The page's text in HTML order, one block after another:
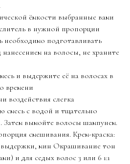
ёмкости выбранные вами
в нужной пропорции
подготавливать
на волосы, не храните
и выдержите её на волосах в
времени
воздействия слегка
смесь с водой и тщательно
вымойте волосы шампунем.
смешивания. Крем-краска:
выдержки, мин Окрашивание тон
и для седых волос 3 или 6 1:1